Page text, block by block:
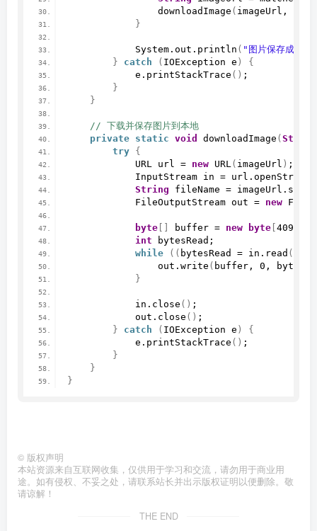
downloadImage ( imageUrl,
}
            System.
out . println ( "图片保存成功！
}
catch ( IOException e )
{
            e.
printStackTrace () ;
}
}
// 下载并保存图片到本地
private static void downloadImage ( String
try {
            URL url =
new URL( imageUrl ) ;
            InputStream in = url.
openStream
String fileName = imageUrl.
            FileOutputStream out =
new
byte buffer = new byte 4096
int bytesRead;
while
(( bytesRead = in. read (
                out.
write ( buffer, 0 ,
}
            in.
close () ;
            out.
close () ;
}
catch ( IOException e )
{
            e.
printStackTrace () ;
}
}
}
© 版权声明
本站资源来自互联网收集，仅供用于学习和交流，请勿用于商业用
途。如有侵权、不妥之处，请联系站长并出示版权证明以便删除。敬
请谅解！
THE END